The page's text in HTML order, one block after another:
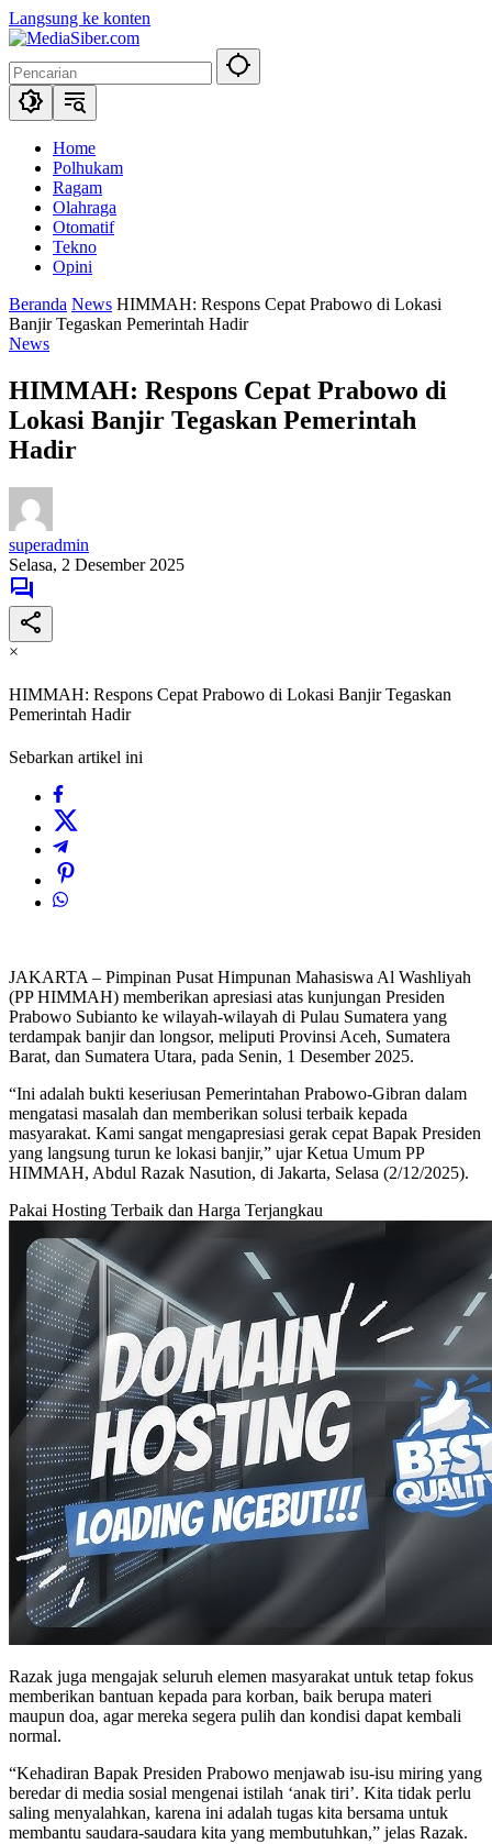
Langsung ke konten
Home
Polhukam
Ragam
Olahraga
Otomatif
Tekno
Opini
Beranda News HIMMAH: Respons Cepat Prabowo di Lokasi
Banjir Tegaskan Pemerintah Hadir
News
HIMMAH: Respons Cepat Prabowo di
Lokasi Banjir Tegaskan Pemerintah
Hadir
superadmin
Selasa, 2 Desember 2025
×
HIMMAH: Respons Cepat Prabowo di Lokasi Banjir Tegaskan
Pemerintah Hadir
Sebarkan artikel ini
JAKARTA – Pimpinan Pusat Himpunan Mahasiswa Al Washliyah
(PP HIMMAH) memberikan apresiasi atas kunjungan Presiden
Prabowo Subianto ke wilayah-wilayah di Pulau Sumatera yang
terdampak banjir dan longsor, meliputi Provinsi Aceh, Sumatera
Barat, dan Sumatera Utara, pada Senin, 1 Desember 2025.
“Ini adalah bukti keseriusan Pemerintahan Prabowo-Gibran dalam
mengatasi masalah dan memberikan solusi terbaik kepada
masyarakat. Kami sangat mengapresiasi gerak cepat Bapak Presiden
yang langsung turun ke lokasi banjir,” ujar Ketua Umum PP
HIMMAH, Abdul Razak Nasution, di Jakarta, Selasa (2/12/2025).
Pakai Hosting Terbaik dan Harga Terjangkau
Razak juga mengajak seluruh elemen masyarakat untuk tetap fokus
memberikan bantuan kepada para korban, baik berupa materi
maupun doa, agar mereka segera pulih dan kondisi dapat kembali
normal.
“Kehadiran Bapak Presiden Prabowo menjawab isu-isu miring yang
beredar di media sosial mengenai istilah ‘anak tiri’. Kita tidak perlu
saling menyalahkan, karena ini adalah tugas kita bersama untuk
membantu saudara-saudara kita yang membutuhkan,” jelas Razak.